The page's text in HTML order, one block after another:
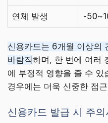
연체 발생 -
신용카드는 6개월 이상의
바람직하며, 한 번에 여러
에 부정적 영향을 줄 수 있
경우에는 더욱 신중한 접
신용카드 발급 시 주의